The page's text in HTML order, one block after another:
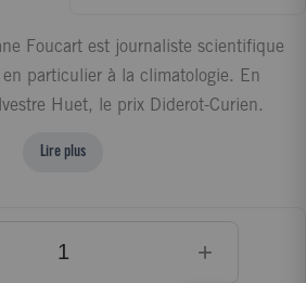
Foucart est journaliste scientifique
particulier à la climatologie. En
Huet, le prix Diderot-Curien.
Lire plus
+